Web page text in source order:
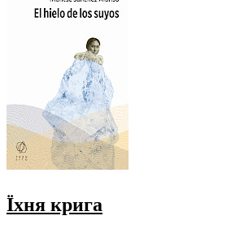
Їхня крига